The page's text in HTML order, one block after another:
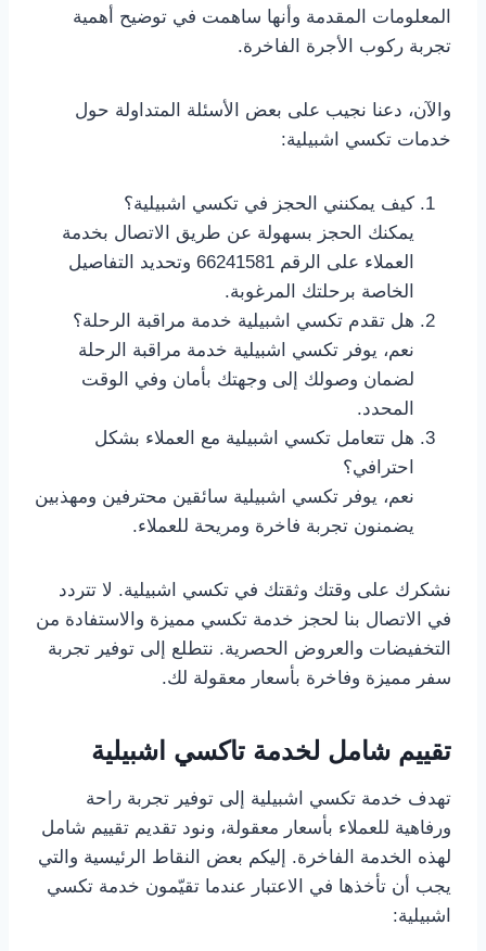
المعلومات المقدمة وأنها ساهمت في توضيح أهمية
تجربة ركوب الأجرة الفاخرة.
والآن، دعنا نجيب على بعض الأسئلة المتداولة حول
خدمات تكسي اشبيلية:
كيف يمكنني الحجز في تكسي اشبيلية؟
يمكنك الحجز بسهولة عن طريق الاتصال بخدمة
العملاء على الرقم 66241581 وتحديد التفاصيل
الخاصة برحلتك المرغوبة.
هل تقدم تكسي اشبيلية خدمة مراقبة الرحلة؟
نعم، يوفر تكسي اشبيلية خدمة مراقبة الرحلة
لضمان وصولك إلى وجهتك بأمان وفي الوقت
المحدد.
هل تتعامل تكسي اشبيلية مع العملاء بشكل
احترافي؟
نعم، يوفر تكسي اشبيلية سائقين محترفين ومهذبين
يضمنون تجربة فاخرة ومريحة للعملاء.
نشكرك على وقتك وثقتك في تكسي اشبيلية. لا تتردد
في الاتصال بنا لحجز خدمة تكسي مميزة والاستفادة من
التخفيضات والعروض الحصرية. نتطلع إلى توفير تجربة
سفر مميزة وفاخرة بأسعار معقولة لك.
تقييم شامل لخدمة تاكسي اشبيلية
تهدف خدمة تكسي اشبيلية إلى توفير تجربة راحة
ورفاهية للعملاء بأسعار معقولة، ونود تقديم تقييم شامل
لهذه الخدمة الفاخرة. إليكم بعض النقاط الرئيسية والتي
يجب أن تأخذها في الاعتبار عندما تقيّمون خدمة تكسي
اشبيلية: